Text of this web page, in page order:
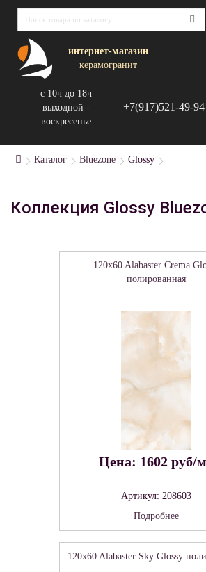
интернет-магазин
керамогранит
с 10ч до 18ч
выходной -
воскресенье
+7(917)521-49-94
Каталог Bluezone Glossy
Коллекция Glossy
120x60 Alabaster Crema
полированная
Цена: 1602 руб/
Артикул: 208603
Подробнее
120x60 Alabaster Sky Glossy